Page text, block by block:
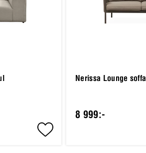
Nerissa Lounge soffa
8 999:-